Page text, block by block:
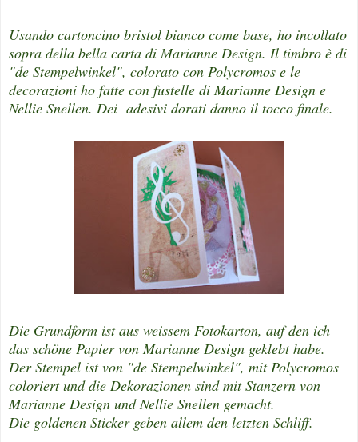
Usando cartoncino bristol bianco come base, ho incollato
sopra della bella carta di Marianne Design. Il timbro è di
"de Stempelwinkel", colorato con Polycromos e le
decorazioni ho fatte con fustelle di Marianne Design e
Nellie Snellen. Dei adesivi dorati danno il tocco finale.
Die Grundform ist aus weissem Fotokarton, auf den ich
das schöne Papier von Marianne Design geklebt habe.
Der Stempel ist von "de Stempelwinkel", mit Polycromos
coloriert und die Dekorazionen sind mit Stanzern von
Marianne Design und Nellie Snellen gemacht.
Die goldenen Sticker geben allem den letzten Schliff.